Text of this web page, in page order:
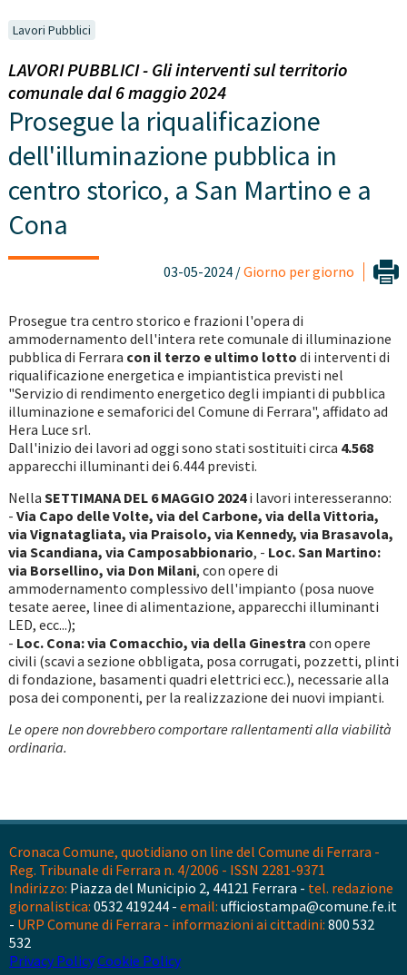
Lavori Pubblici
LAVORI PUBBLICI - Gli interventi sul territorio
comunale dal 6 maggio 2024
Prosegue la riqualificazione
dell'illuminazione pubblica in
centro storico, a San Martino e a
Cona
03-05-2024 /Giorno per giorno
Prosegue tra centro storico e frazioni l'opera di
ammodernamento dell'intera rete comunale di illuminazione
pubblica di Ferrara con il terzo e ultimo lotto di interventi di
riqualificazione energetica e impiantistica previsti nel
"Servizio di rendimento energetico degli impianti di pubblica
illuminazione e semaforici del Comune di Ferrara", affidato ad
Hera Luce srl.
Dall'inizio dei lavori ad oggi sono stati sostituiti circa 4.568
apparecchi illuminanti dei 6.444 previsti.
Nella SETTIMANA DEL 6 MAGGIO 2024i lavori interesseranno:
- Via Capo delle Volte, via del Carbone, via della Vittoria,
via Vignatagliata, via Praisolo, via Kennedy, via Brasavola,
via Scandiana, via Camposabbionario, - Loc. San Martino:
via Borsellino, via Don Milani, con opere di
ammodernamento complessivo dell'impianto (posa nuove
tesate aeree, linee di alimentazione, apparecchi illuminanti
LED, ecc...);
- Loc. Cona:via Comacchio, via della Ginestra con opere
civili (scavi a sezione obbligata, posa corrugati, pozzetti, plinti
di fondazione, basamenti quadri elettrici ecc.), necessarie alla
posa dei componenti, per la realizzazione dei nuovi impianti.
Le opere non dovrebbero comportare rallentamenti alla viabilità
ordinaria.
Cronaca Comune, quotidiano on line del Comune di Ferrara -
Reg. Tribunale di Ferrara n. 4/2006 - ISSN 2281-9371
Indirizzo: Piazza del Municipio 2, 44121 Ferrara - tel. redazione
giornalistica: 0532 419244 - email: ufficiostampa@comune.fe.it
- URP Comune di Ferrara - informazioni ai cittadini: 800 532
532
Privacy PolicyCookie Policy